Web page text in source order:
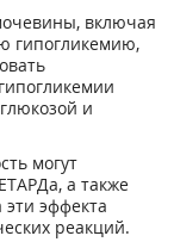
включая
гипогликемию,
и
могут
а также
эти эффекта
реакций.